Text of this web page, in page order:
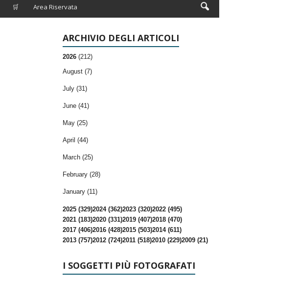
🛒 Area Riservata
ARCHIVIO DEGLI ARTICOLI
2026 (212)
August (7)
July (31)
June (41)
May (25)
April (44)
March (25)
February (28)
January (11)
2025 (329)2024 (362)2023 (320)2022 (495)
2021 (183)2020 (331)2019 (407)2018 (470)
2017 (406)2016 (428)2015 (503)2014 (611)
2013 (757)2012 (724)2011 (518)2010 (229)2009 (21)
I SOGGETTI PIÙ FOTOGRAFATI